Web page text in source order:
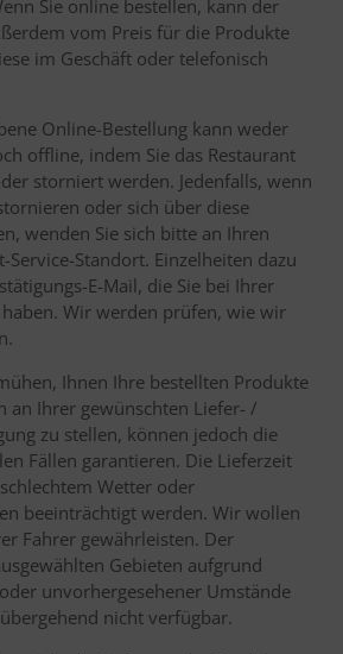
Sie online bestellen, kann der
vom Preis für die Produkte
im Geschäft oder telefonisch
Online-Bestellung kann weder
offline, indem Sie das Restaurant
storniert werden. Jedenfalls, wenn
oder sich über diese
wenden Sie sich bitte an Ihren
Service-Standort. Einzelheiten dazu
E-Mail, die Sie bei Ihrer
Wir werden prüfen, wie wir
Ihnen Ihre bestellten Produkte
an Ihrer gewünschten Liefer- /
zu stellen, können jedoch die
Fällen garantieren. Die Lieferzeit
Wetter oder
beeinträchtigt werden. Wir wollen
Fahrer gewährleisten. Der
Gebieten aufgrund
unvorhergesehener Umstände
nicht verfügbar.